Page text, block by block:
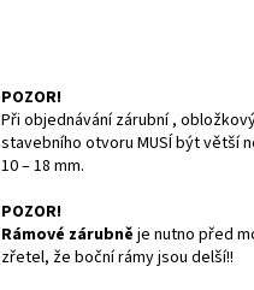
POZOR!
Při objednávání zárubní ,
stavebního otvoru MUSÍ být větší
10 – 18 mm.
POZOR!
Rámové zárubně je nutno před
zřetel, že boční rámy jsou delší!!